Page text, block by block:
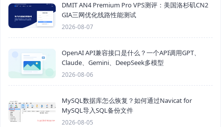
DMIT AN4 Premium Pro VPS测评：美国洛杉矶CN2
GIA三网优化线路性能测试
2026-08-07
OpenAI API兼容接口是什么？一个API调用GPT、
Claude、Gemini、DeepSeek多模型
2026-08-06
MySQL数据库怎么恢复？如何通过Navicat for
MySQL导入SQL备份文件
2026-08-05